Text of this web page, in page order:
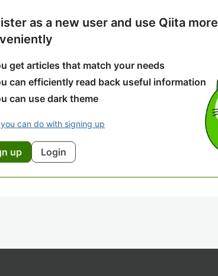
as a new user and use Qiita more
get articles that match your needs
can efficiently read back useful information
can use dark theme
can do with signing up
up Login